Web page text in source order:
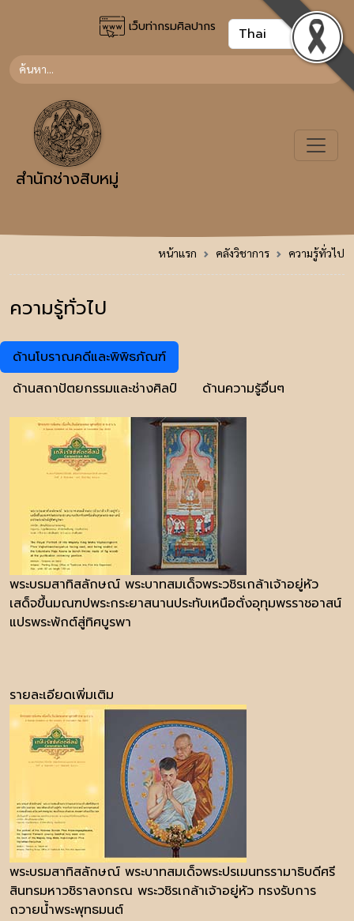
เว็บท่ากรมศิลปากร
สำนักช่างสิบหมู่
หน้าแรก คลังวิชาการ ความรู้ทั่วไป
ความรู้ทั่วไป
ด้านโบราณคดีและพิพิธภัณฑ์
ด้านสถาปัตยกรรมและช่างศิลป์
ด้านความรู้อื่นๆ
พระบรมสาทิสลักษณ์ พระบาทสมเด็จพระวชิรเกล้าเจ้าอยู่หัว
เสด็จขึ้นมณฑปพระกระยาสนานประทับเหนือตั่งอุทุมพรราชอาสน์
แปรพระพักต์สู่ทิศบูรพา
รายละเอียดเพิ่มเติม
พระบรมสาทิสลักษณ์ พระบาทสมเด็จพระปรเมนทรรามาธิบดีศรี
สินทรมหาวชิราลงกรณ พระวชิรเกล้าเจ้าอยู่หัว ทรงรับการ
ถวายน้ำพระพุทธมนต์